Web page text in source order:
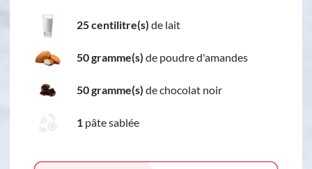
25 centilitre(s) de lait
50 gramme(s) de poudre d'amandes
50 gramme(s) de chocolat noir
1 pâte sablée